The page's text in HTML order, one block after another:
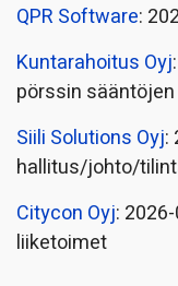
QPR Software:
Kuntarahoitus Oyj
pörssin
Siili Solutions Oyj:
hallitus/johto/
Citycon Oyj:
liiketoimet